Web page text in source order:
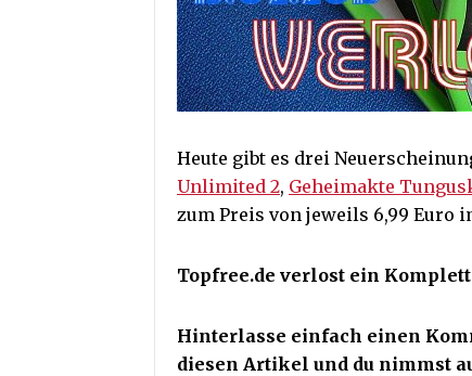
Heute gibt es drei
Unlimited 2, Geheimakte
zum Preis von jeweils 6,99 Euro
Topfree.de verlost ein
Hinterlasse einfach einen
diesen Artikel und du nimmst